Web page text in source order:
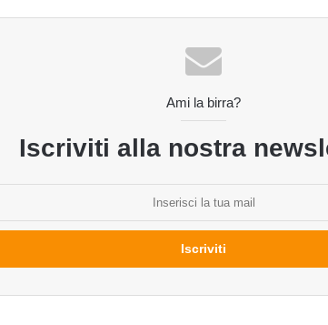
Ami la birra?
Iscriviti alla nostra